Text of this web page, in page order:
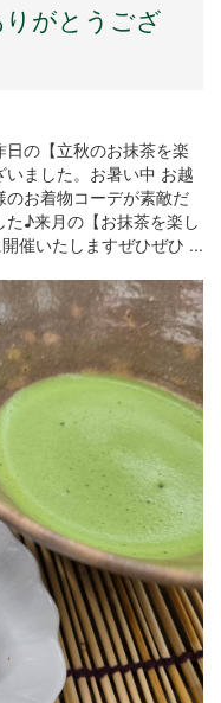
りがとうござ
の【立秋のお抹茶を楽
ました。お暑い中 お越
のお着物コーデが素敵だ
♪来月の【お抹茶を楽し
催いたしますぜひぜひ ...